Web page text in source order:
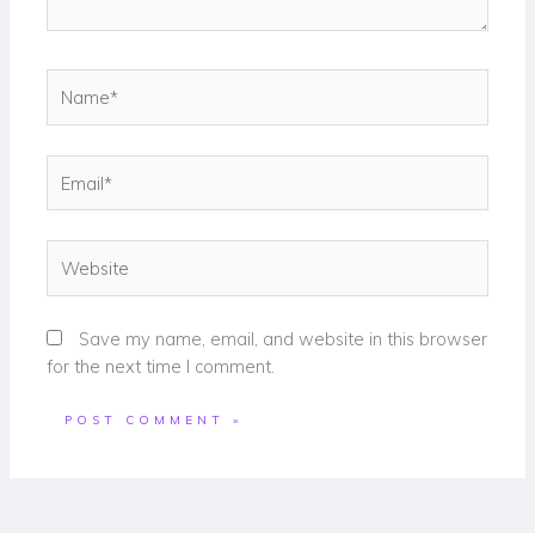
Save my name, email, and website in this browser
for the next time I comment.